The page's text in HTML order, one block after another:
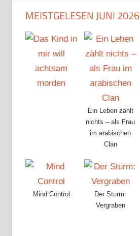
MEISTGELESEN JUNI 2026
Ein Leben zählt
nichts – als Frau
im arabischen
Clan
Mind Control
Der Sturm:
Vergraben